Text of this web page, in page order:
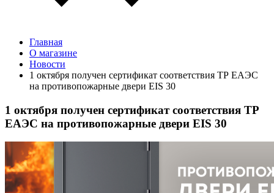
Главная
О магазине
Новости
1 октября получен сертификат соответствия ТР ЕАЭС
на противопожарные двери EIS 30
1 октября получен сертификат соответствия ТР
ЕАЭС на противопожарные двери EIS 30